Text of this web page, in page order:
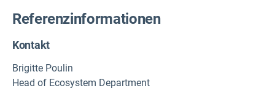
Referenzinformationen
Kontakt
Brigitte Poulin
Head of Ecosystem Department